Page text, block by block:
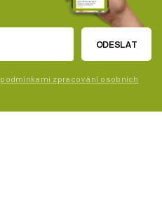
ODESLAT
podmínkami zpracování osobních